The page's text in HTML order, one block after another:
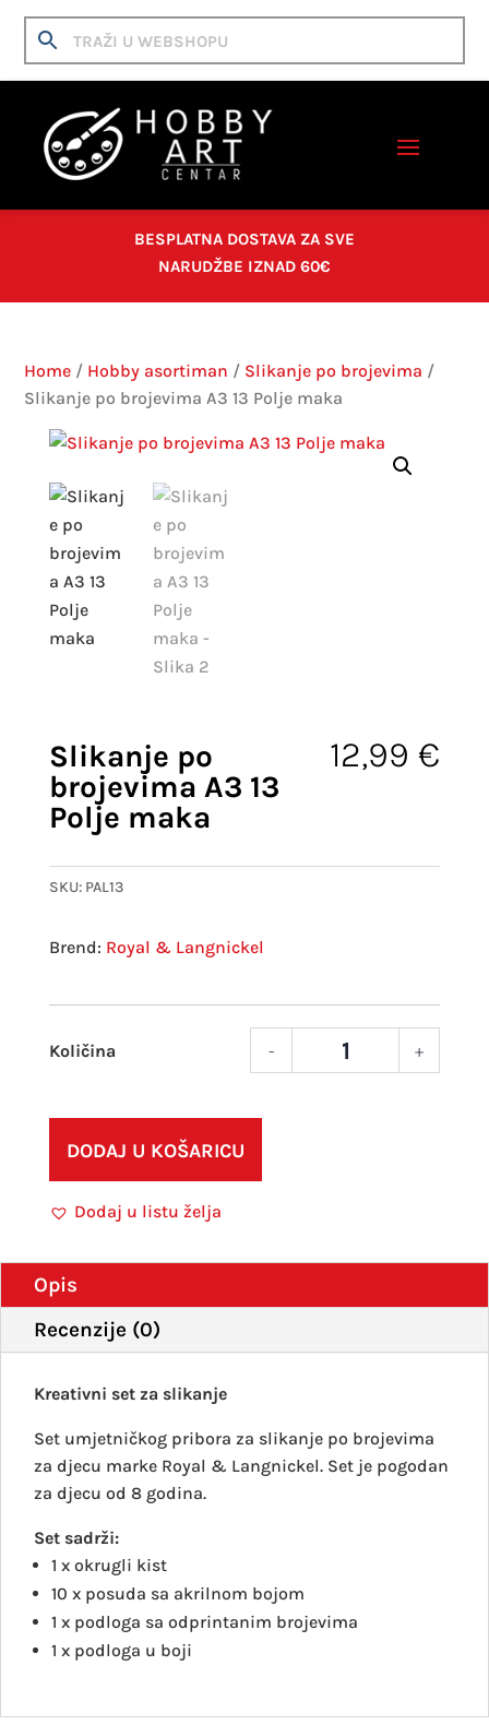
BESPLATNA DOSTAVA ZA SVE
NARUDŽBE IZNAD 60€
Home / Hobby asortiman / Slikanje po brojevima /
Slikanje po brojevima A3 13 Polje maka
Slikanje po
brojevima A3 13
Polje maka
12,99 €
SKU: PAL13
Royal & Langnickel
- +
DODAJ U KOŠARICU
Dodaj u listu želja
Opis
Recenzije (0)
Kreativni set za slikanje
Set umjetničkog pribora za slikanje po brojevima
za djecu marke Royal & Langnickel. Set je pogodan
za djecu od 8 godina.
Set sadrži:
1 x okrugli kist
10 x posuda sa akrilnom bojom
1 x podloga sa odprintanim brojevima
1 x podloga u boji